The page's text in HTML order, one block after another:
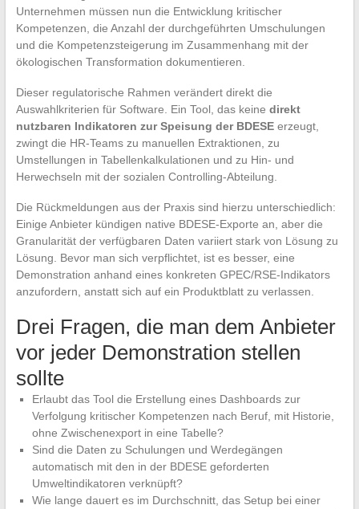
Unternehmen müssen nun die Entwicklung kritischer
Kompetenzen, die Anzahl der durchgeführten Umschulungen
und die Kompetenzsteigerung im Zusammenhang mit der
ökologischen Transformation dokumentieren.
Dieser regulatorische Rahmen verändert direkt die
Auswahlkriterien für Software. Ein Tool, das keine direkt
nutzbaren Indikatoren zur Speisung der BDESEerzeugt,
zwingt die HR-Teams zu manuellen Extraktionen, zu
Umstellungen in Tabellenkalkulationen und zu Hin- und
Herwechseln mit der sozialen Controlling-Abteilung.
Die Rückmeldungen aus der Praxis sind hierzu unterschiedlich:
Einige Anbieter kündigen native BDESE-Exporte an, aber die
Granularität der verfügbaren Daten variiert stark von Lösung zu
Lösung. Bevor man sich verpflichtet, ist es besser, eine
Demonstration anhand eines konkreten GPEC/RSE-Indikators
anzufordern, anstatt sich auf ein Produktblatt zu verlassen.
Drei Fragen, die man dem Anbieter
vor jeder Demonstration stellen
sollte
Erlaubt das Tool die Erstellung eines Dashboards zur
Verfolgung kritischer Kompetenzen nach Beruf, mit Historie,
ohne Zwischenexport in eine Tabelle?
Sind die Daten zu Schulungen und Werdegängen
automatisch mit den in der BDESE geforderten
Umweltindikatoren verknüpft?
Wie lange dauert es im Durchschnitt, das Setup bei einer